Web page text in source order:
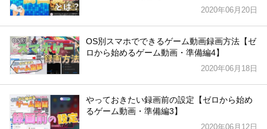
2020年06月20日
OS別スマホでできるゲーム動画録画方法【ゼ
ロから始めるゲーム動画・準備編4】
2020年06月18日
やっておきたい録画前の設定【ゼロから始め
るゲーム動画・準備編3】
2020年06月12日